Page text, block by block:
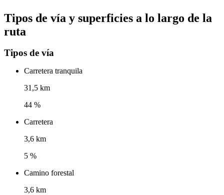
Tipos de vía y superficies a lo largo de la
ruta
Tipos de vía
Carretera tranquila
31,5 km
44 %
Carretera
3,6 km
5 %
Camino forestal
3,6 km